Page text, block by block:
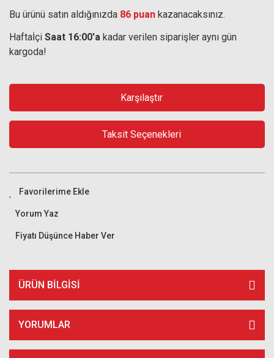
Bu ürünü satın aldığınızda 86 puan kazanacaksınız.
Haftaİçi Saat 16:00'a kadar verilen siparişler aynı gün
kargoda!
Karşılaştır
Taksit Seçenekleri
Yorum Yaz
Fiyatı Düşünce Haber Ver
ÜRÜN BILGISI
YORUMLAR